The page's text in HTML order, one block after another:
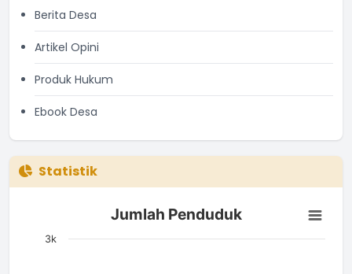
Berita Desa
Artikel Opini
Produk Hukum
Ebook Desa
Statistik
Jumlah Penduduk
Bar chart with 3 bars.
The chart has 1 X axis displaying categories.
Jumlah Penduduk
3k